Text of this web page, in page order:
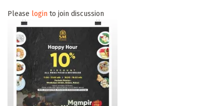
Please login to join discussion